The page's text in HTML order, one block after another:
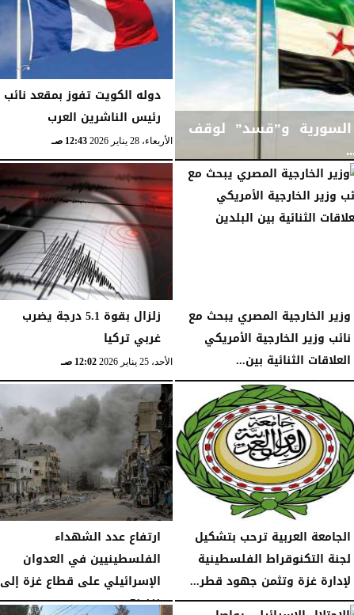
و”قسد” لوقف
دوله الكويت تفوز بمقعد نائب
رئيس الناشرين العرب
الأربعاء، 28 يناير 2026 12:43 صـ
وزير الخارجية المصري يبحث مع
نائب وزير الخارجية الأمريكي
العلاقات الثنائية بين...
26 يناير 2026 04:32 مـ
زلزال بقوة 5.1 درجة يضرب
غربي تركيا
الأحد، 25 يناير 2026 12:02 صـ
الجامعة العربية ترحب بتشكيل
لجنة التكنوقراط الفلسطينية
لإدارة غزة وتثمن جهود قطر...
16 يناير 2026 09:09 مـ
ارتفاع عدد الشهداء
الفلسطينيين في العدوان
الإسرائيلي على قطاع غزة إلى
71,441...